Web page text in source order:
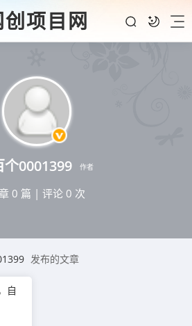
创项目网
个0001399 作者
0 篇 | 评论 0 次
发布的文章